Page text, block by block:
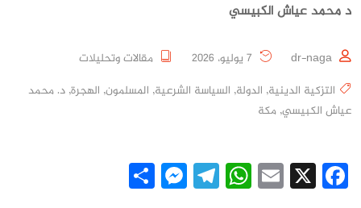
د محمد عياش الكبيسي
dr-naga
مقالات وتحليلات
التزكية الدينية, الدولة, السياسة الشرعية, المسلمون, الهجرة, د. محمد
عياش الكبيسي, مكة
Facebook
X
Email
WhatsApp
Telegram
Messenger